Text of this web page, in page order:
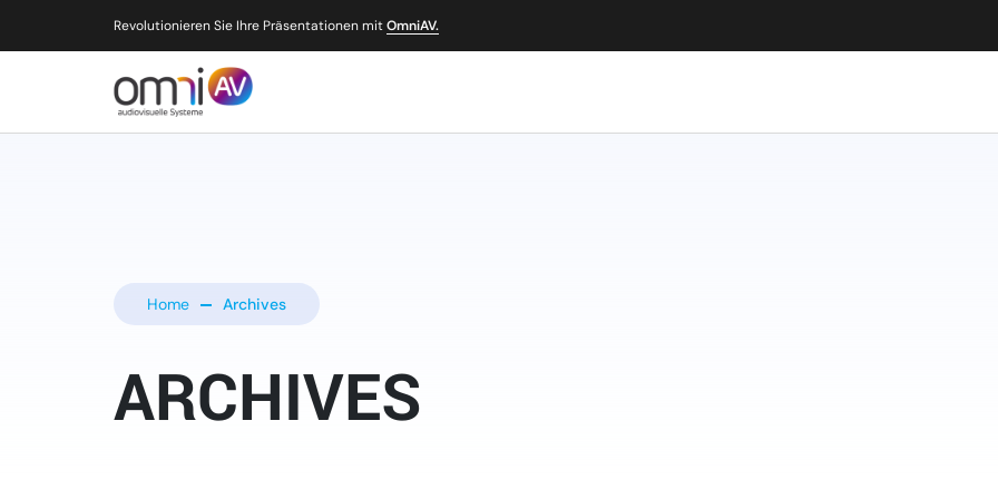
Revolutionieren Sie Ihre Präsentationen mitOmniAV.
Home Archives
ARCHIVES